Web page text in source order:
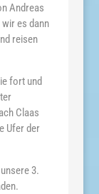
Andreas
es dann
reisen
fort und
Claas
Ufer der
3.